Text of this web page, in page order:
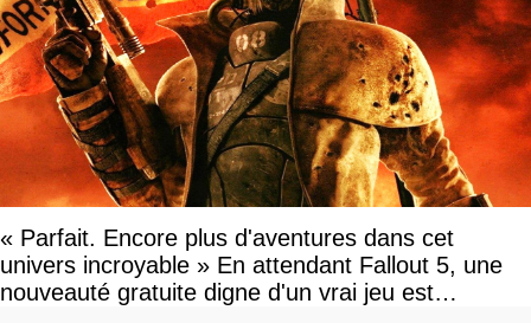
« Parfait. Encore plus d'aventures dans cet
univers incroyable » En attendant Fallout 5, une
nouveauté gratuite digne d'un vrai jeu est